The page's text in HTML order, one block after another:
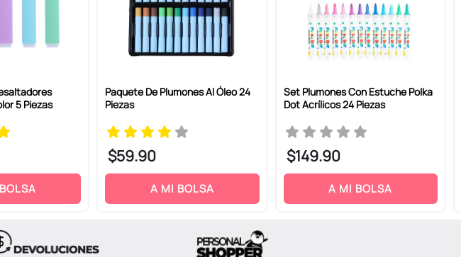
5 Piezas
Paquete De Plumones Al Óleo 24
Piezas
$59.90
A MI BOLSA
Set Plumones Con Estuche Polka
Dot Acrílicos 24 Piezas
$149.90
A MI BOLSA